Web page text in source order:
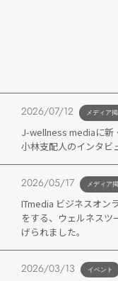
2026/07/12 メディア
J-wellness mediaに新
小林支配人のインタビ
2026/05/17 メディア
ITmedia ビジネスオ
をする、ウェルネスツ
げられました。
2026/03/13 イベント